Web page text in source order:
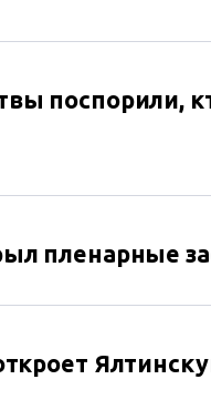
поспорили,
пленарные